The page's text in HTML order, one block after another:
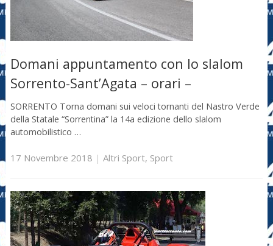
Domani appuntamento con lo slalom
Sorrento-Sant’Agata – orari –
SORRENTO Torna domani sui veloci tornanti del Nastro Verde
della Statale “Sorrentina” la 14a edizione dello slalom
automobilistico …
17 Novembre 2018 | Altri Sport, Sport